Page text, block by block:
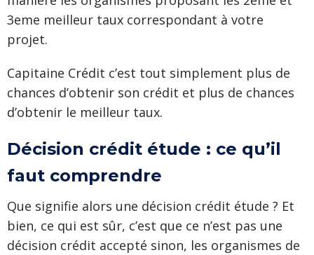
3eme meilleur taux correspondant à votre
projet.
Capitaine Crédit c’est tout simplement plus de
chances d’obtenir son crédit et plus de chances
d’obtenir le meilleur taux.
Décision crédit étude : ce qu’il
faut comprendre
Que signifie alors une décision crédit étude ? Et
bien, ce qui est sûr, c’est que ce n’est pas une
décision crédit accepté sinon, les organismes de